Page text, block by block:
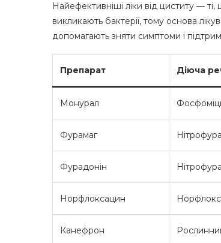
Найефективніші ліки від циститу —
викликають бактерії, тому основа
допомагають зняти симптоми і
Препарат Діюча
Монурал
Фурамаг
Фурадонін
Норфлоксацин
Канефрон